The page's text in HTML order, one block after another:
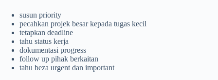
susun priority
pecahkan projek besar kepada tugas kecil
tetapkan deadline
tahu status kerja
dokumentasi progress
follow up pihak berkaitan
tahu beza urgent dan important